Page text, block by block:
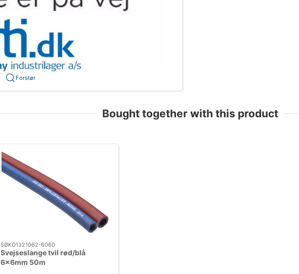
Forstør
Bought together with this product
SØKO1321062-6060
Svejseslange tvil rød/blå
6×6mm 50m